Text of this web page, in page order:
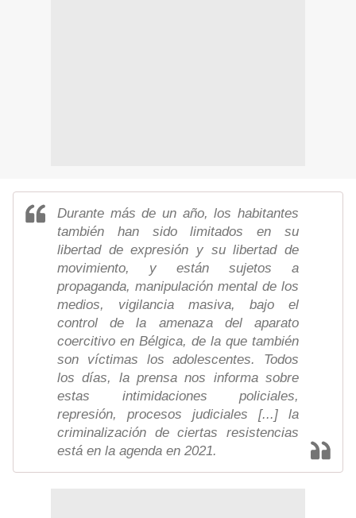
Durante más de un año, los habitantes
también han sido limitados en su
libertad de expresión y su libertad de
movimiento, y están sujetos a
propaganda, manipulación mental de los
medios, vigilancia masiva, bajo el
control de la amenaza del aparato
coercitivo en Bélgica, de la que también
son víctimas los adolescentes. Todos
los días, la prensa nos informa sobre
estas intimidaciones policiales,
represión, procesos judiciales [...] la
criminalización de ciertas resistencias
está en la agenda en 2021.